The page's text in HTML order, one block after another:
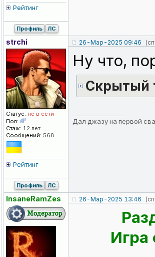
Рейтинг
Профиль ЛС
strchi
Статус: не в сети
Пол:
Стаж: 12 лет
Сообщений: 568
Рейтинг
26-Мар-2025 09:46
Ну что,
Cкрытый
Дал джазу на первой
Профиль ЛС
InsaneRamZes 26-Мар-2025 13:46
Игра